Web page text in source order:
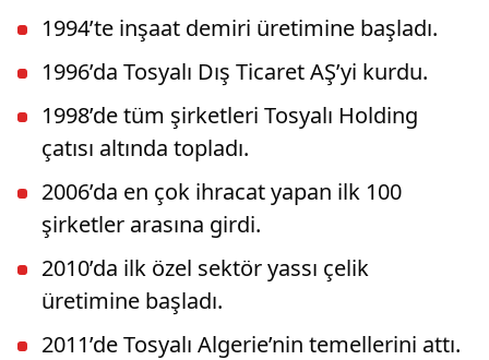
1994’te inşaat demiri üretimine başladı.
1996’da Tosyalı Dış Ticaret AŞ’yi kurdu.
1998’de tüm şirketleri Tosyalı Holding
çatısı altında topladı.
2006’da en çok ihracat yapan ilk 100
şirketler arasına girdi.
2010’da ilk özel sektör yassı çelik
üretimine başladı.
2011’de Tosyalı Algerie’nin temellerini attı.